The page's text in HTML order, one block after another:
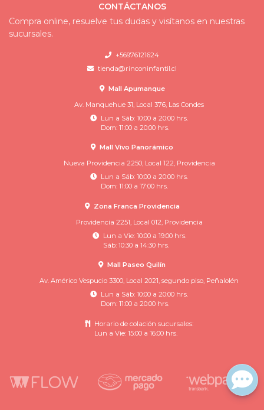
CONTÁCTANOS
Compra online, resuelve tus dudas y visítanos en nuestras
sucursales.
+56976121624
tienda@rinconinfantil.cl
Mall Apumanque
Av. Manquehue 31, Local 376, Las Condes
Lun a Sáb: 10:00 a 20:00 hrs.
Dom: 11:00 a 20:00 hrs.
Mall Vivo Panorámico
Nueva Providencia 2250, Local 122, Providencia
Lun a Sáb: 10:00 a 20:00 hrs.
Dom: 11:00 a 17:00 hrs.
Zona Franca Providencia
Providencia 2251, Local 012, Providencia
Lun a Vie: 10:00 a 19:00 hrs.
Sáb: 10:30 a 14:30 hrs.
Mall Paseo Quilín
Av. Américo Vespucio 3300, Local 2021, segundo piso, Peñalolén
Lun a Sáb: 10:00 a 20:00 hrs.
Dom: 11:00 a 20:00 hrs.
Horario de colación sucursales:
Lun a Vie: 15:00 a 16:00 hrs.